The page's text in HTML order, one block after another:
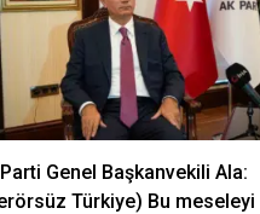
Genel Başkanvekili Ala:
Türkiye) Bu meseleyi